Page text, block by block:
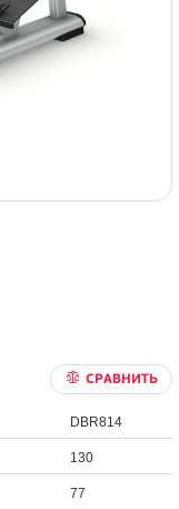
СРАВНИТЬ
DBR814
130
77